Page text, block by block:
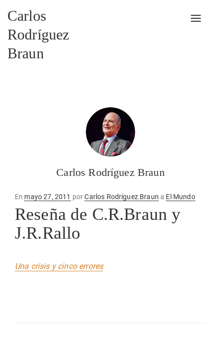
Carlos
Rodríguez
Braun
Carlos Rodríguez Braun
En Publicado
mayo 27, 2011 porCarlos Rodríguez Braun a El Mundo
Reseña de C.R.Braun y
J.R.Rallo
Una crisis y cinco errores